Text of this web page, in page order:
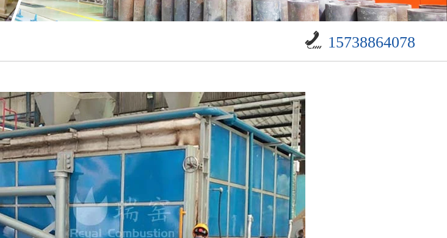
15738864078